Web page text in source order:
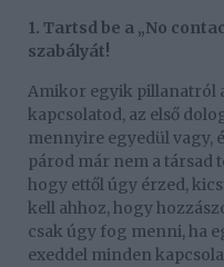
1. Tartsd be a „No
szabályát!
Amikor egyik pillanatról
kapcsolatod, az első
mennyire egyedül vagy,
párod már nem a társad
hogy ettől úgy érzed,
kell ahhoz, hogy
csak úgy fog menni, ha
exeddel minden